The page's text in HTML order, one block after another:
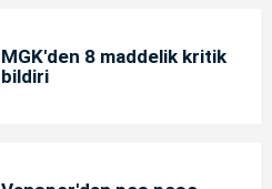
MGK'den 8 maddelik kritik
bildiri